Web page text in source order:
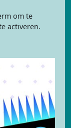
om te
activeren.